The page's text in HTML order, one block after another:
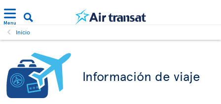
Menu
Inicio
Información de viaje